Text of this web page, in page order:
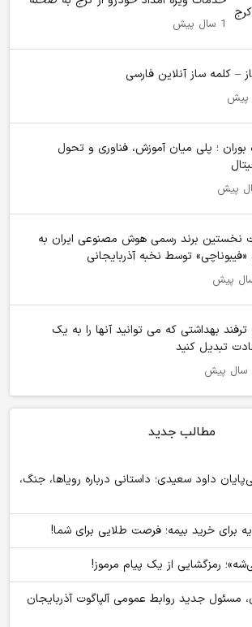
1 سال پیش
– کلمه ساز آنلاین فارسی
بوران ؛ پلی میان آموزش، فناوری و تحول
نخستین برند رسمی هوش مصنوعی ایران به
«فیبوناچی» توسط نخبه آذربایجانی
5 ترفند بهداشتی که می توانید آنها را به یک
تبدیل کنید
مطالب جدید
داود سعیدی؛ داستانی درباره رویاها، جنگ،
برای خرید بیمه؛ فرصت طلایی برای شما!
رمزگشایی از یک پیام مرموز!
مسئول جدید روابط عمومی آلپاگوت آذربایجان